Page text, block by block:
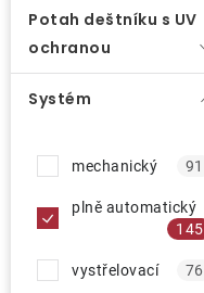
Potah deštníku s UV
ochranou
Systém
mechanický 91
plně automatický
145
vystřelovací 76